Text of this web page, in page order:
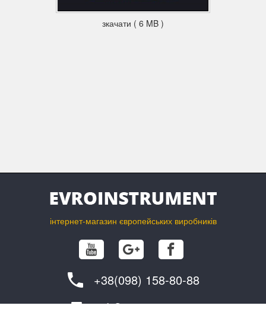
зкачати ( 6 MB )
інтернет-магазин європейських виробників
+38(098) 158-80-88
info@evroinstrument.com